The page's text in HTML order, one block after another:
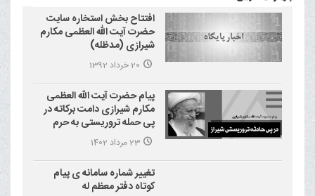
افتتاح بخش استخاره سایت
حضرت آیت الله العظمی مکارم
شیرازی (مدظله)
20 خرداد 1392
پیام حضرت آیت الله العظمی
مکارم شیرازی دامت برکاته در
پی حمله تروریستی به حرم
احمد بن موسی علیه السلام
(شاهچراغ)
23 مرداد 1402
تغییر شماره سامانه ی پیام
کوتاه دفتر معظم له